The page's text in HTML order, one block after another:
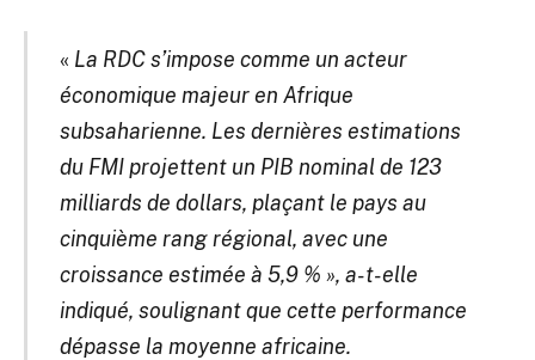
« La RDC s’impose comme un acteur
économique majeur en Afrique
subsaharienne. Les dernières estimations
du FMI projettent un PIB nominal de 123
milliards de dollars, plaçant le pays au
cinquième rang régional, avec une
croissance estimée à 5,9 % », a-t-elle
indiqué, soulignant que cette performance
dépasse la moyenne africaine.